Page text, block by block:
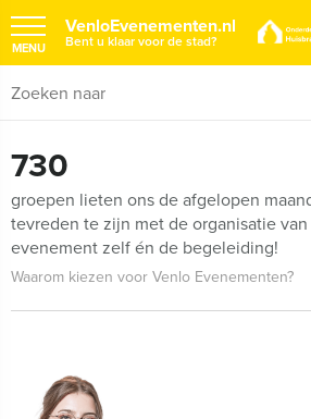
VenloEvenementen.nl
Bent u klaar voor de stad?
MENU
730
groepen lieten ons de afgelopen
tevreden te zijn met de organisatie
evenement zelf én de begeleiding!
Waarom kiezen voor Venlo Evenementen?